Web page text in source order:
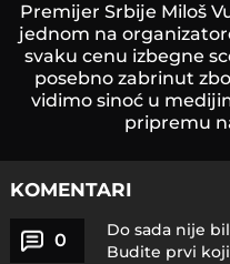
Premijer Srbije Miloš
jednom na
svaku cenu izbegne
posebno zabrinut
vidimo sinoć u
pripremu
KOMENTARI
0
Do sada nije
Budite prvi